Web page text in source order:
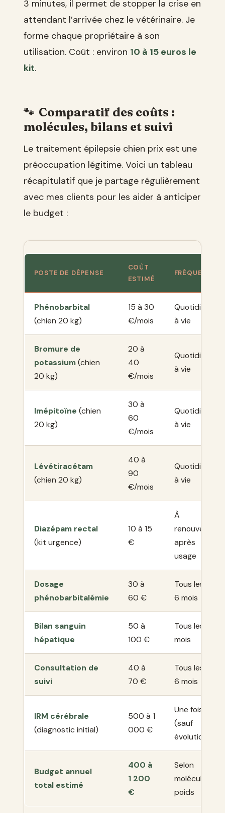
3 minutes, il permet de stopper la crise en
attendant l’arrivée chez le vétérinaire. Je
forme chaque propriétaire à son
utilisation. Coût : environ 10 à 15 euros le
kit.
Comparatif des coûts :
molécules, bilans et suivi
Le traitement épilepsie chien prix est une
préoccupation légitime. Voici un tableau
récapitulatif que je partage régulièrement
avec mes clients pour les aider à anticiper
le budget :
POSTE DE DÉPENSE
COÛT
ESTIMÉ
FRÉQUENCE
Phénobarbital
(chien 20 kg)
15 à 30
€/mois
Quotidien,
à vie
Bromure de
potassium(chien
20 kg)
20 à
40
€/mois
Quotidien,
à vie
Imépitoïne (chien
20 kg)
30 à
60
€/mois
Quotidien,
à vie
Lévétiracétam
(chien 20 kg)
40 à
90
€/mois
Quotidien,
à vie
Diazépam rectal
(kit urgence)
10 à 15
€
À
renouveler
après
usage
Dosage
phénobarbitalémie
30 à
60 €
Tous les 3 à
6 mois
Bilan sanguin
hépatique
50 à
100 €
Tous les 6
mois
Consultation de
suivi
40 à
70 €
Tous les 3 à
6 mois
IRM cérébrale
(diagnostic initial)
500 à 1
000 €
Une fois
(sauf
évolution)
Budget annuel
total estimé
400 à
1 200
€
Selon
molécule et
poids